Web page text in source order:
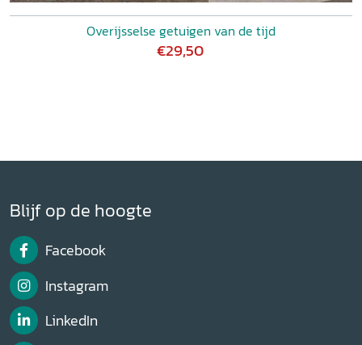
Overijsselse getuigen van de tijd
€29,50
Blijf op de hoogte
Facebook
Instagram
LinkedIn